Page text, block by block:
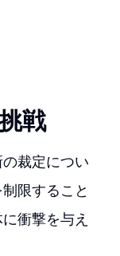
戦
裁定につい
限すること
衝撃を与え